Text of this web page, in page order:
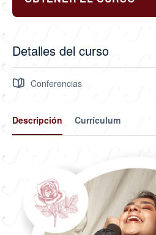
Descripción Currículum
Detalles del curso
Conferencias